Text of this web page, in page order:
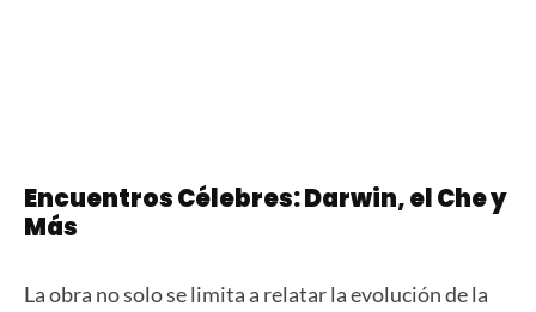
Encuentros Célebres: Darwin, el Che y
Más
La obra no solo se limita a relatar la evolución de la